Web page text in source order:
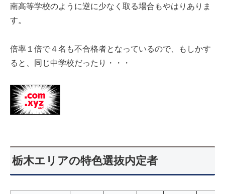
南高等学校のように逆に少なく取る場合もやはりありま
す。
倍率１倍で４名も不合格者となっているので、もしかす
ると、同じ中学校だったり・・・
栃木エリアの特色選抜内定者